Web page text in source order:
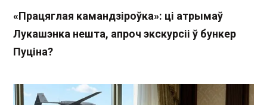
«Працяглая камандзіроўка»: ці атрымаў
Лукашэнка нешта, апроч экскурсіі ў бункер
Пуціна?